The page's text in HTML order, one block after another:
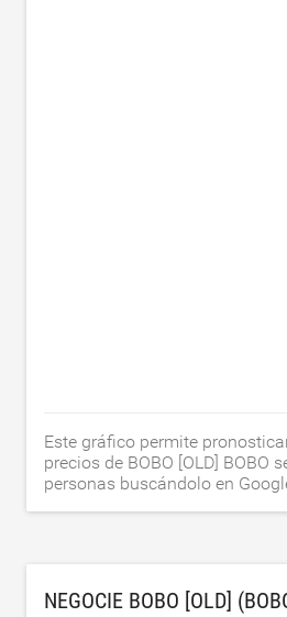
Este gráfico permite
precios de BOBO [OLD] BOBO
personas buscándolo en
NEGOCIE BOBO [OLD]